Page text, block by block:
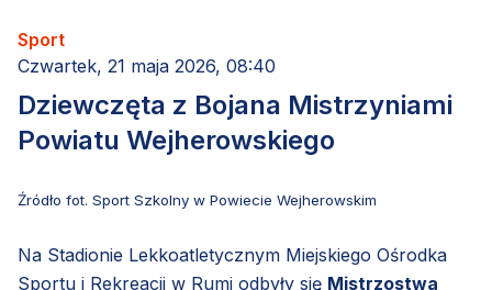
Sport
Czwartek, 21 maja 2026, 08:40
Dziewczęta z Bojana Mistrzyniami
Powiatu Wejherowskiego
Źródło fot. Sport Szkolny w Powiecie Wejherowskim
Na Stadionie Lekkoatletycznym Miejskiego Ośrodka
Sportu i Rekreacji w Rumi odbyły się Mistrzostwa